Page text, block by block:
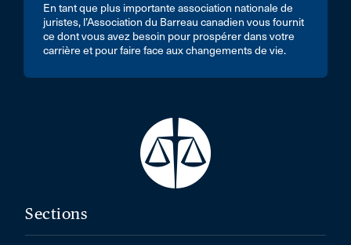
En tant que plus importante association nationale de
juristes, l’Association du Barreau canadien vous fournit
ce dont vous avez besoin pour prospérer dans votre
carrière et pour faire face aux changements de vie.
Sections